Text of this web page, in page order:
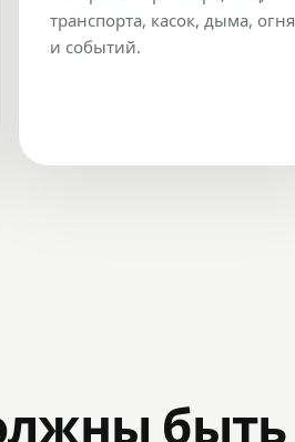
транспорта, касок, дыма, огня
и событий.
быть